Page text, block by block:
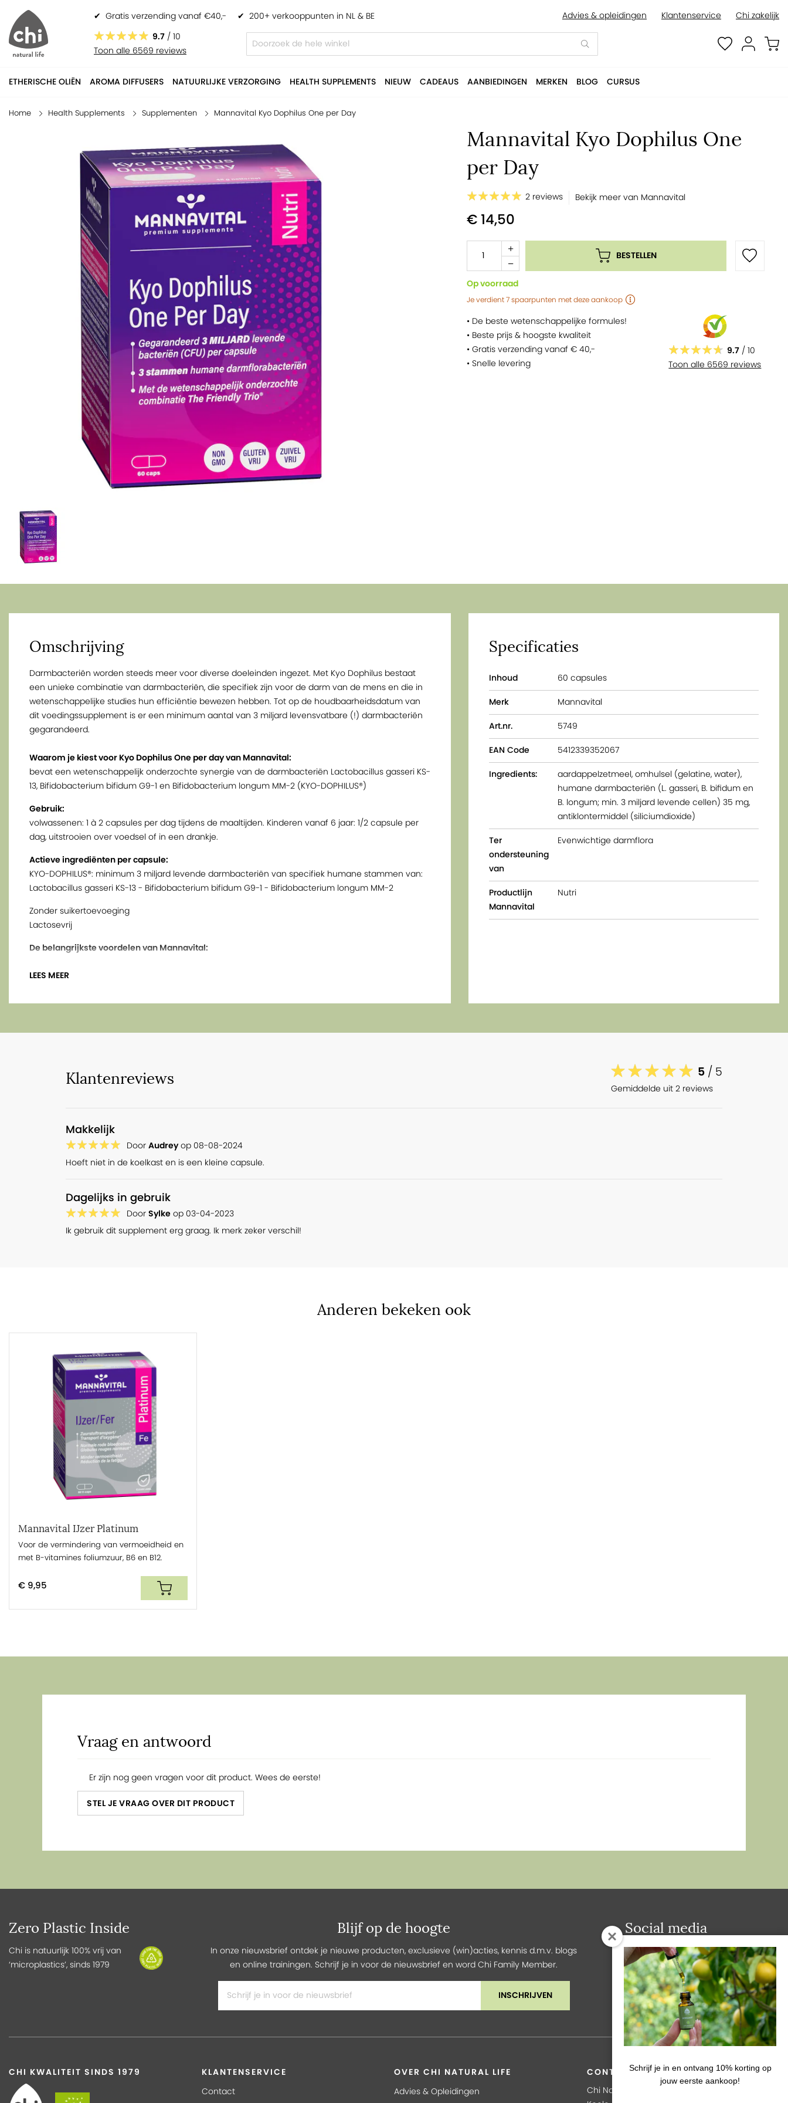
✔ Gratis verzending vanaf €40,- ✔ 200+ verkooppunten in NL & BE Advies & opleidingen Klantenservice
Chi zakelijk
9.7 / 10
Toon alle 6569 reviews
ETHERISCHE OLIËN AROMA DIFFUSERS NATUURLIJKE VERZORGING HEALTH SUPPLEMENTS NIEUW CADEAUS AANBIEDINGEN MERKEN BLOG CURSUS
Home Health Supplements Supplementen Mannavital Kyo Dophilus One per Day
Mannavital Kyo Dophilus One
per Day
2 reviews Bekijk meer van Mannavital
Mannavital Kyo Dophilus One per Day
€ 14,50
BESTELLEN
Op voorraad
Je verdient 7 spaarpunten met deze aankoop
• De beste wetenschappelijke formules!
• Beste prijs & hoogste kwaliteit
• Gratis verzending vanaf € 40,-
• Snelle levering
9.7 / 10
Toon alle 6569 reviews
Omschrijving
Darmbacteriën worden steeds meer voor diverse doeleinden ingezet. Met Kyo Dophilus bestaat
een unieke combinatie van darmbacteriën, die specifiek zijn voor de darm van de mens en die in
wetenschappelijke studies hun efficiëntie bewezen hebben. Tot op de houdbaarheidsdatum van
dit voedingssupplement is er een minimum aantal van 3 miljard levensvatbare (!) darmbacteriën
gegarandeerd.
Waarom je kiest voor Kyo Dophilus One per day van Mannavital:
bevat een wetenschappelijk onderzochte synergie van de darmbacteriën Lactobacillus gasseri KS-
13, Bifidobacterium bifidum G9-1 en Bifidobacterium longum MM-2 (KYO-DOPHILUS®)
Gebruik:
volwassenen: 1 à 2 capsules per dag tijdens de maaltijden. Kinderen vanaf 6 jaar: 1/2 capsule per
dag, uitstrooien over voedsel of in een drankje.
Actieve ingrediënten per capsule:
KYO-DOPHILUS®: minimum 3 miljard levende darmbacteriën van specifiek humane stammen van:
Lactobacillus gasseri KS-13 - Bifidobacterium bifidum G9-1 - Bifidobacterium longum MM-2
Zonder suikertoevoeging
Lactosevrij
De belangrijkste voordelen van Mannavital:
- Wetenschappelijk onderbouwde voedingssupplementen
LEES MEER
Specificaties
Inhoud 60 capsules
Merk Mannavital
Art.nr. 5749
EAN Code 5412339352067
Ingredients:
aardappelzetmeel, omhulsel (gelatine, water),
humane darmbacteriën (L. gasseri, B. biﬁdum en
B. longum; min. 3 miljard levende cellen) 35 mg,
antiklontermiddel (siliciumdioxide)
Ter
ondersteuning
van
Evenwichtige darmflora
Productlijn
Mannavital
Nutri
Klantenreviews 5 / 5
Gemiddelde uit 2 reviews
Makkelijk
Door Audreyop 08-08-2024
Hoeft niet in de koelkast en is een kleine capsule.
Dagelijks in gebruik
Door Sylke op 03-04-2023
Ik gebruik dit supplement erg graag. Ik merk zeker verschil!
Anderen bekeken ook
Mannavital IJzer Platinum
Voor de vermindering van vermoeidheid en
met B-vitamines foliumzuur, B6 en B12.
€ 9,95
Vraag en antwoord
Er zijn nog geen vragen voor dit product. Wees de eerste!
STEL JE VRAAG OVER DIT PRODUCT
Zero Plastic Inside
Chi is natuurlijk 100% vrij van
‘microplastics’, sinds 1979
Blijf op de hoogte
In onze nieuwsbrief ontdek je nieuwe producten, exclusieve (win)acties, kennis d.m.v. blogs
en online trainingen. Schrijf je in voor de nieuwsbrief en word Chi Family Member.
INSCHRIJVEN
Social media
CHI KWALITEIT SINDS 1979
KLANTENSERVICE
Contact
OVER CHI NATURAL LIFE
Advies & Opleidingen
CONTACT
Chi Natural LIfe
Schrijf je in en ontvang 10% korting op
jouw eerste aankoop!